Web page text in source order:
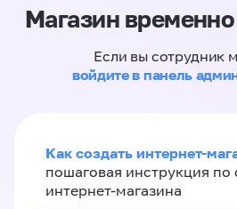
Магазин
Если вы сотрудник
войдите в панель
Как создать интернет-
пошаговая инструкция по
интернет-магазина